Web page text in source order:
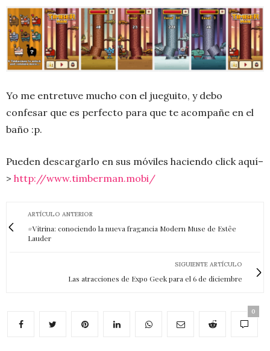
Yo me entretuve mucho con el jueguito, y debo
confesar que es perfecto para que te acompañe en el
baño :p.
Pueden descargarlo en sus móviles haciendo click aquí–
> http://www.timberman.mobi/
ARTÍCULO ANTERIOR
#Vitrina: conociendo la nueva fragancia Modern Muse de Estêe
Lauder
SIGUIENTE ARTÍCULO
Las atracciones de Expo Geek para el 6 de diciembre
0